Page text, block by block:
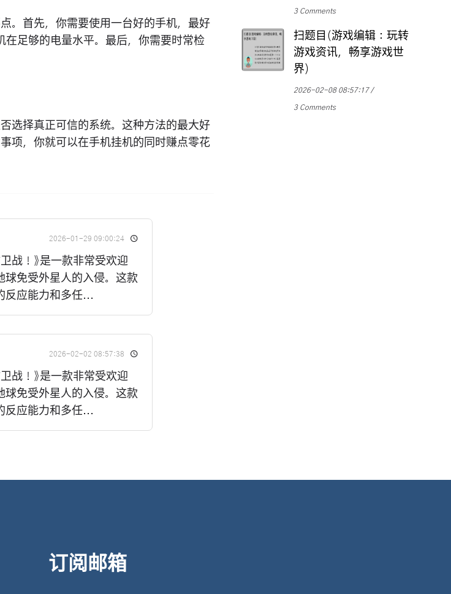
。首先，你需要使用一台好的手机，最好
足够的电量水平。最后，你需要时常检
选择真正可信的系统。这种方法的最大好
项，你就可以在手机挂机的同时赚点零花
2026-01-29 09:00:24
战！》是一款非常受欢迎
球免受外星人的入侵。这款
反应能力和多任...
2026-02-02 08:57:38
战！》是一款非常受欢迎
球免受外星人的入侵。这款
反应能力和多任...
3 Comments
扫题目(游戏编辑：玩转
游戏资讯，畅享游戏世
界)
2026-02-08 08:57:17
3 Comments
订阅邮箱